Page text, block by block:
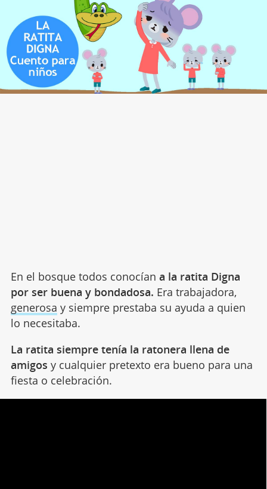
En el bosque todos conocían a la ratita Digna
por ser buena y bondadosa. Era trabajadora,
generosa y siempre prestaba su ayuda a quien
lo necesitaba.
La ratita siempre tenía la ratonera llena de
amigos y cualquier pretexto era bueno para una
fiesta o celebración.